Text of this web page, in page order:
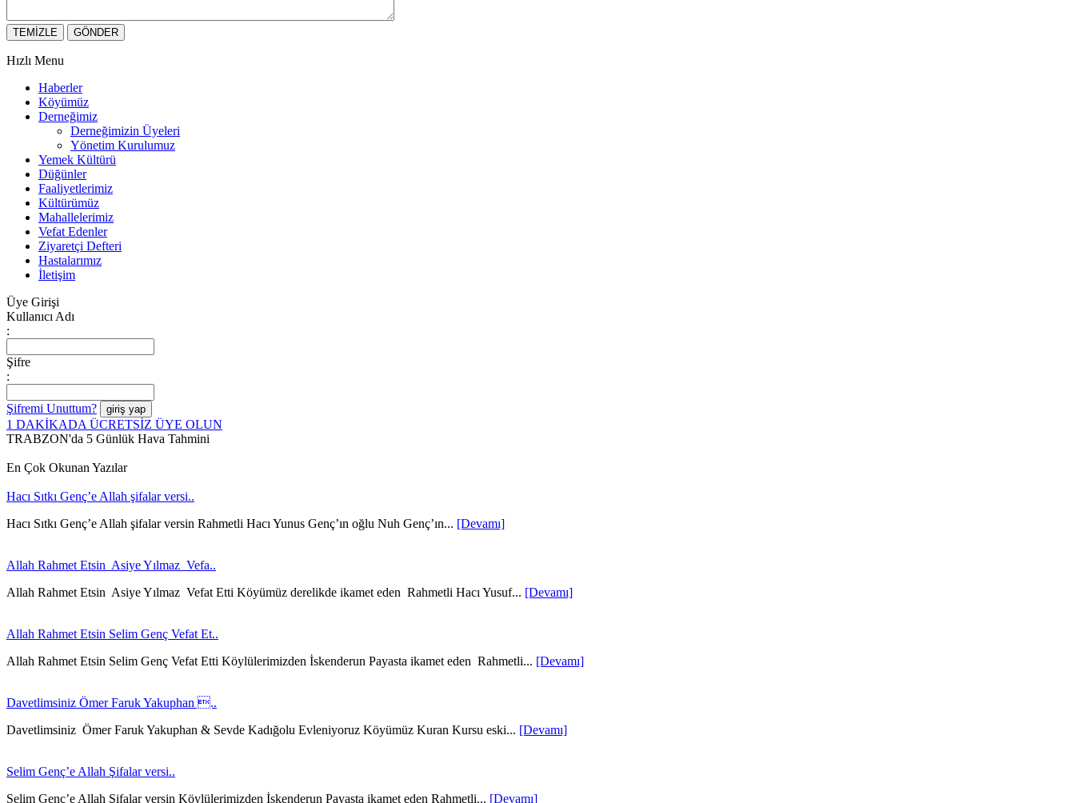
Hızlı Menu
Haberler
Köyümüz
Derneğimiz
Derneğimizin Üyeleri
Yönetim Kurulumuz
Yemek Kültürü
Düğünler
Faaliyetlerimiz
Kültürümüz
Mahallelerimiz
Vefat Edenler
Ziyaretçi Defteri
Hastalarımız
İletişim
Üye Girişi
Kullanıcı Adı
:
Şifre
:
Şifremi Unuttum?
1 DAKİKADA ÜCRETSİZ ÜYE OLUN
TRABZON'da 5 Günlük Hava Tahmini
En Çok Okunan Yazılar
Hacı Sıtkı Genç’e Allah şifalar versi..
Hacı Sıtkı Genç’e Allah şifalar versin Rahmetli Hacı Yunus Genç’ın oğlu Nuh Genç’ın... [Devamı]
Allah Rahmet Etsin Asiye Yılmaz Vefa..
Allah Rahmet Etsin Asiye Yılmaz Vefat Etti Köyümüz derelikde ikamet eden Rahmetli Hacı Yusuf... [Devamı]
Allah Rahmet Etsin Selim Genç Vefat Et..
Allah Rahmet Etsin Selim Genç Vefat Etti Köylülerimizden İskenderun Payasta ikamet eden Rahmetli... [Devamı]
Davetlimsiniz Ömer Faruk Yakuphan ..
Davetlimsiniz Ömer Faruk Yakuphan & Sevde Kadığolu Evleniyoruz Köyümüz Kuran Kursu eski... [Devamı]
Selim Genç’e Allah Şifalar versi..
Selim Genç’e Allah Şifalar versin Köylülerimizden İskenderun Payasta ikamet eden Rahmetli... [Devamı]